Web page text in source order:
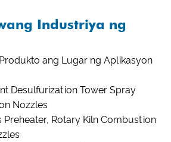
Industriya ng
ang Lugar ng Aplikasyon
Desulfurization Tower Spray
Nozzles
Preheater, Rotary Kiln Combustion